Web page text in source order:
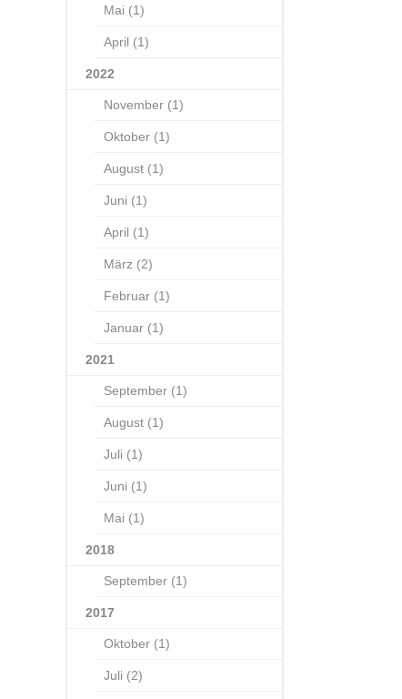
Mai (1)
April (1)
2022
November (1)
Oktober (1)
August (1)
Juni (1)
April (1)
März (2)
Februar (1)
Januar (1)
2021
September (1)
August (1)
Juli (1)
Juni (1)
Mai (1)
2018
September (1)
2017
Oktober (1)
Juli (2)